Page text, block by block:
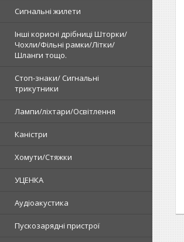
Сигнальні жилети
Інші корисні дрібниці Шторки/
Чохли/Фільні рамки/Літки/
Шланги тощо.
Стоп-знаки/ Сигнальні
трикутники
Лампи/ліхтари/Освітлення
Каністри
Хомути/Стяжки
УЦЕНКА
Аудіоакустика
Пускозарядні пристрої